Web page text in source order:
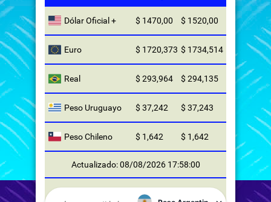
Dólar Oficial + $ 1470,00 $ 1520,00
Euro $ 1720,373 $ 1734,514
Real $ 293,964 $ 294,135
Peso Uruguayo $ 37,242 $ 37,243
Peso Chileno $ 1,642 $ 1,642
Actualizado: 08/08/2026 17:58:00